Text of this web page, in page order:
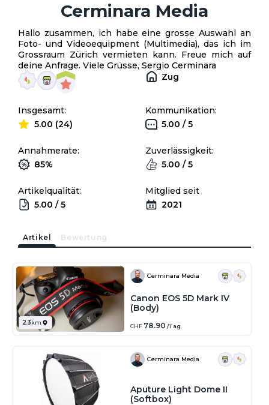
Cerminara Media
Hallo zusammen, ich habe eine grosse Auswahl an
Foto- und Videoequipment (Multimedia), das ich im
Grossraum Zürich vermieten kann. Freue mich auf
deine Anfrage. Viele Grüsse, Sergio Cerminara
Insgesamt:
5.00 (24)
Zug
Kommunikation:
5.00 / 5
Annahmerate:
85%
Zuverlässigkeit:
5.00 / 5
Artikelqualität:
5.00 / 5
Mitglied seit
2021
Artikel Bewertung
23km
Cerminara Media
Canon EOS 5D Mark IV
(Body)
CHF 78.90 /Tag
Cerminara Media
Aputure Light Dome II
(Softbox)